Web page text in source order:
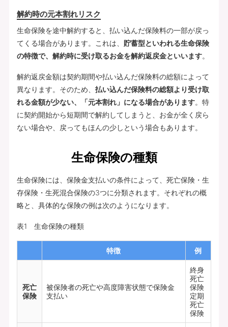
解約時の元本割れリスク
生命保険を途中解約すると、払い込んだ保険料の一部が戻っ
てくる場合があります。これは、 貯蓄型といわれる生命保険
の特徴で、解約時に受け取るお金を解約返戻金といいます。
解約返戻金額は契約期間や払い込んだ保険料の総額によって
異なります。そのため、 払い込んだ保険料の総額より受け取
れる金額が少ない、「元本割れ」になる場合があります。特
に契約開始から短期間で解約してしまうと、お金が全く戻ら
ない場合や、戻ってもほんの少しという場合もあります。
生命保険の種類
生命保険には、保険金支払いの条件によって、死亡保険・生
存保険・生死混合保険の3つに分類されます。それぞれの概
略と、具体的な保険の例は次のようになります。
表1 生命保険の種類
特徴 例
死亡
保険
被保険者の死亡や高度障害状態で保険金
支払い
終身
死亡
保険
定期
死亡
保険